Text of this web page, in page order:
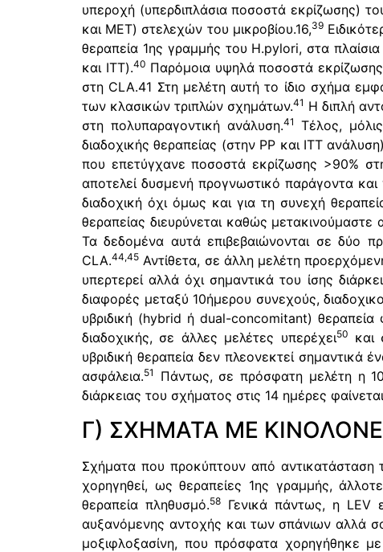
υπεροχή (υπερδιπλάσια ποσοστά εκρίζωσης)
και MET) στελεχών του μικροβίου.16,39
θεραπεία 1ης γραμμής του H.pylori, στα
και ITT).40 Παρόμοια υψηλά ποσοστά
στη CLA.41 Στη μελέτη αυτή το ίδιο σχήμα
των κλασικών τριπλών σχημάτων.41 Η διπλή
στη πολυπαραγοντική ανάλυση.41
Τέλος,
διαδοχικής θεραπείας (στην PP και ITT
που επετύγχανε ποσοστά εκρίζωσης >90%
αποτελεί δυσμενή προγνωστικό παράγοντα
διαδοχική όχι όμως και για τη συνεχή
θεραπείας διευρύνεται καθώς
Τα δεδομένα αυτά επιβεβαιώνονται σε δύο
CLA.44,45 Αντίθετα, σε άλλη μελέτη
υπερτερεί αλλά όχι σημαντικά του ίσης
διαφορές μεταξύ 10ήμερου συνεχούς,
υβριδική (hybrid ή dual-concomitant) θεραπεία
διαδοχικής, σε άλλες μελέτες υπερέχει50 και
υβριδική θεραπεία δεν πλεονεκτεί
ασφάλεια.51
Πάντως, σε πρόσφατη μελέτη η
διάρκειας του σχήματος στις 14 ημέρες
Γ) ΣΧΗΜΑΤΑ ΜΕ
Σχήματα που προκύπτουν από αντικατάσταση
χορηγηθεί, ως θεραπείες 1ης γραμμής,
θεραπεία πληθυσμό.58Γενικά πάντως, η LEV
αυξανόμενης αντοχής και των σπάνιων αλλά
μοξιφλοξασίνη, που πρόσφατα χορηγήθηκε